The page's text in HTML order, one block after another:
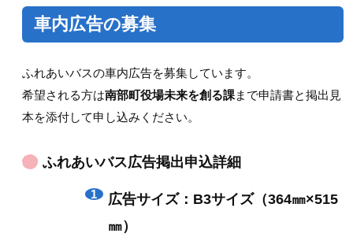
車内広告の募集
ふれあいバスの車内広告を募集しています。
希望される方は南部町役場未来を創る課まで申請書と掲出見
本を添付して申し込みください。
ふれあいバス広告掲出申込詳細
広告サイズ：B3サイズ（364㎜×515
㎜）